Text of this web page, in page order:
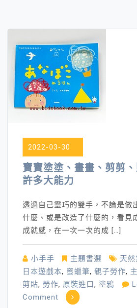
2022-03-30
寶寶塗塗、畫畫、剪剪
許多大能力
透過自己靈巧的雙手，不論是做
什麼、或是改造了什麼的，看見
成就感，在一次一次的成 […]
小手手 主題書選 天
日本遊戲本, 蜜蠟筆, 親子勞作,
剪貼, 勞作, 原裝進口, 塗鴉
Comment on